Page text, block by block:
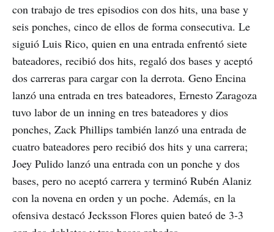
con trabajo de tres episodios con dos hits, una base y
seis ponches, cinco de ellos de forma consecutiva. Le
siguió Luis Rico, quien en una entrada enfrentó siete
bateadores, recibió dos hits, regaló dos bases y aceptó
dos carreras para cargar con la derrota. Geno Encina
lanzó una entrada en tres bateadores, Ernesto Zaragoza
tuvo labor de un inning en tres bateadores y dios
ponches, Zack Phillips también lanzó una entrada de
cuatro bateadores pero recibió dos hits y una carrera;
Joey Pulido lanzó una entrada con un ponche y dos
bases, pero no aceptó carrera y terminó Rubén Alaniz
con la novena en orden y un poche. Además, en la
ofensiva destacó Jecksson Flores quien bateó de 3-3